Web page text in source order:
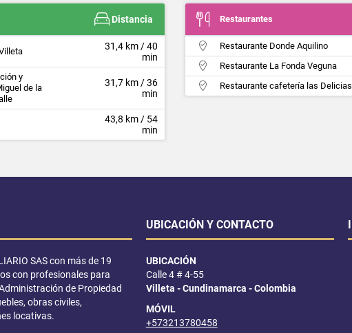
Distancia
31,4 km / 40
min
y
de la
31,7 km / 36
min
43,8 km / 54
min
Restaurantes
Restaurante Donde Aquilino
Restaurante La Fonda Veguna
Restaurante cafetería las Delicias
SAS con más de 19
con profesionales para
de Propiedad
obras civiles,
locativas.
UBICACIÓN Y CONTACTO
UBICACIÓN
Calle 4 # 4-55
Villeta - Cundinamarca - Colombia
MÓVIL
+573213780458